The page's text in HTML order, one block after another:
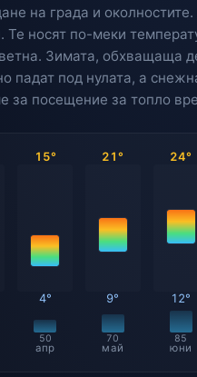
на града и
Те носят по-меки
Зимата, обхващаща
падат под нулата, а
за посещение за топло
15°
4°
50
апр
21°
9°
70
май
24°
12°
85
юни